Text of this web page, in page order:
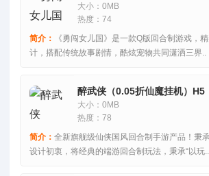
大小：0MB
热度：74
简介：
《勇闯女儿国》是一款Q版回合制游戏，
计，搭配传统故事剧情，酷炫宠物共同潇洒三界..
醉武侠（0.05折仙魔挂机）H5
大小：0MB
热度：78
简介： 全新旗舰级仙侠国风回合制手游产品！秉
设计初衷，将经典的端游回合制玩法，秉承“以玩..